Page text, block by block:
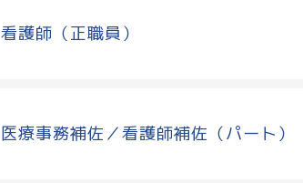
看護師（正職員）
医療事務補佐／看護師補佐（パート）